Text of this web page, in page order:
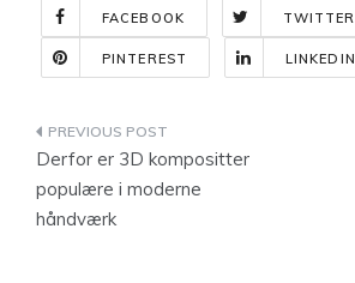
FACEBOOK TWITTER
PINTEREST LINKEDIN
Indlægsnavigation
Derfor er 3D kompositter
populære i moderne
håndværk